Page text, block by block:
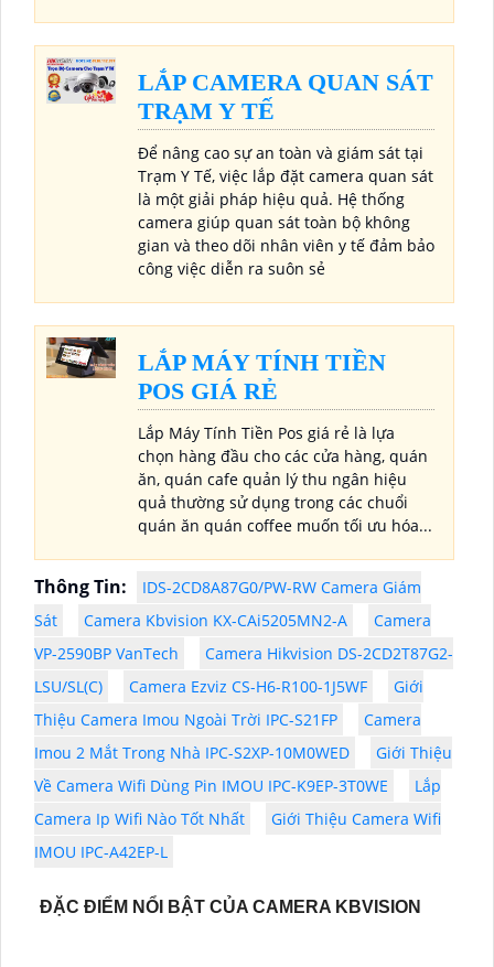
LẮP CAMERA QUAN SÁT
TRẠM Y TẾ
Để nâng cao sự an toàn và giám sát tại
Trạm Y Tế, việc lắp đặt camera quan sát
là một giải pháp hiệu quả. Hệ thống
camera giúp quan sát toàn bộ không
gian và theo dõi nhân viên y tế đảm bảo
công việc diễn ra suôn sẻ
LẮP MÁY TÍNH TIỀN
POS GIÁ RẺ
Lắp Máy Tính Tiền Pos giá rẻ là lựa
chọn hàng đầu cho các cửa hàng, quán
ăn, quán cafe quản lý thu ngân hiệu
quả thường sử dụng trong các chuổi
quán ăn quán coffee muốn tối ưu hóa...
Thông Tin:
IDS-2CD8A87G0/PW-RW Camera Giám
Sát
Camera Kbvision KX-CAi5205MN2-A
Camera
VP-2590BP VanTech
Camera Hikvision DS-2CD2T87G2-
LSU/SL(C)
Camera Ezviz CS-H6-R100-1J5WF
Giới
Thiệu Camera Imou Ngoài Trời IPC-S21FP
Camera
Imou 2 Mắt Trong Nhà IPC-S2XP-10M0WED
Giới Thiệu
Về Camera Wifi Dùng Pin IMOU IPC-K9EP-3T0WE
Lắp
Camera Ip Wifi Nào Tốt Nhất
Giới Thiệu Camera Wifi
IMOU IPC-A42EP-L
ĐẶC ĐIỂM NỔI BẬT CỦA CAMERA KBVISION